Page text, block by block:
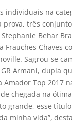
individuais na
prova, três
Behar
Frauches Chaves
Sagrou-se
Armani, dupla
Amador Top 2017
chegada na
grande, esse
minha vida”,